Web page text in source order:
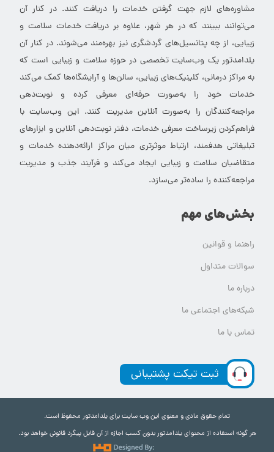
مشاوره‌های لازم جهت گرفتن خدمات را دریافت کنند. در کنار آن
می‌توانند ببینند که در هر شهر، علاوه بر دریافت خدمات سلامت و
زیبایی، از چه پتانسیل‌های گردشگری نیز بهره‌مند می‌شوند. در کنار آن
یلدامدتور یک وب‌سایت تخصصی در حوزه سلامت و زیبایی است که
به مراکز درمانی، کلینیک‌های زیبایی، سالن‌ها و آرایشگاه‌ها کمک می‌کند
خدمات خود را به‌صورت حرفه‌ای معرفی کرده و نوبت‌دهی
مراجعه‌کنندگان را به‌صورت آنلاین مدیریت کنند. این وب‌سایت با
فراهم‌کردن زیرساخت معرفی خدمات، دفتر نوبت‌دهی آنلاین و ابزارهای
تبلیغاتی هدفمند، ارتباط موثرتری میان مراکز ارائه‌دهنده خدمات و
متقاضیان سلامت و زیبایی ایجاد می‌کند و فرآیند جذب و مدیریت
مراجعه‌کننده را ساده‌تر می‌سازد.
بخش‌های مهم
راهنما و قوانین
سوالات متداول
درباره ما
شبکه‌های اجتماعی ما
تماس با ما
ثبت تیکت پشتیبانی
تمام حقوق مادی و معنوی این وب سایت برای یلدامدتور محفوظ است.
هر گونه استفاده از محتوای یلدامدتور بدون کسب اجازه از آن قابل پیگرد قانونی خواهد بود.